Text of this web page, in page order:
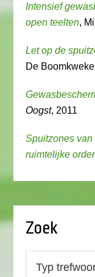
Intensief
open teelten,
Let op de
De
Oogst, 2011
Spuitzones
ruimtelijke
Zoek